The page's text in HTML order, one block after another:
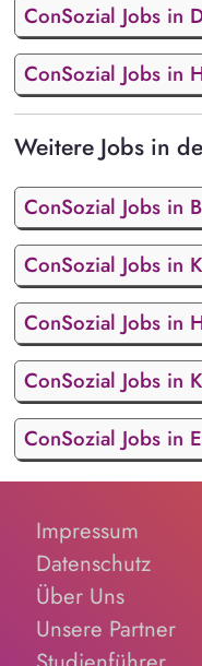
ConSozial Jobs in
ConSozial Jobs in
Weitere Jobs in
ConSozial Jobs in
ConSozial Jobs in
ConSozial Jobs in
ConSozial Jobs in
ConSozial Jobs in
Impressum
Datenschutz
Über Uns
Unsere Partner